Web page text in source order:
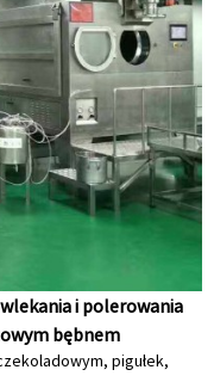
i polerowania
bębnem
pigułek,